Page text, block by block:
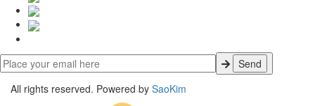
All rights reserved. Powered by SaoKim